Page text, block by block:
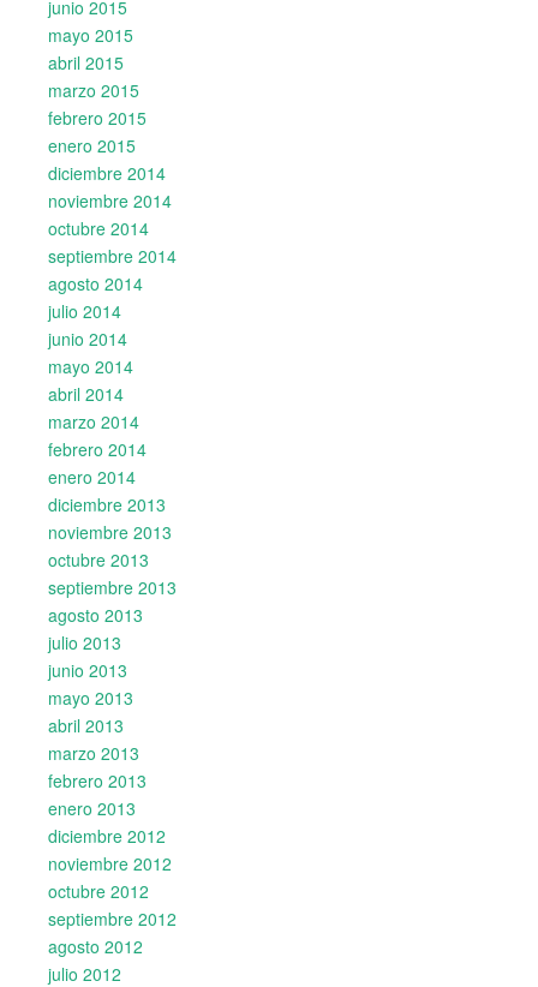
junio 2015
mayo 2015
abril 2015
marzo 2015
febrero 2015
enero 2015
diciembre 2014
noviembre 2014
octubre 2014
septiembre 2014
agosto 2014
julio 2014
junio 2014
mayo 2014
abril 2014
marzo 2014
febrero 2014
enero 2014
diciembre 2013
noviembre 2013
octubre 2013
septiembre 2013
agosto 2013
julio 2013
junio 2013
mayo 2013
abril 2013
marzo 2013
febrero 2013
enero 2013
diciembre 2012
noviembre 2012
octubre 2012
septiembre 2012
agosto 2012
julio 2012